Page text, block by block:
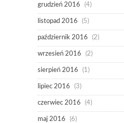
grudzień 2016 (4)
listopad 2016 (5)
październik 2016 (2)
wrzesień 2016 (2)
sierpień 2016 (1)
lipiec 2016 (3)
czerwiec 2016 (4)
maj 2016 (6)